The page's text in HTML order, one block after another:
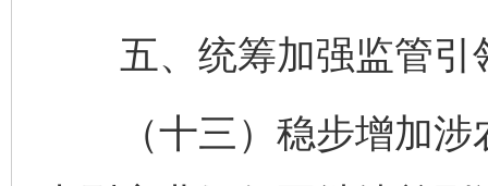
五、统筹加强监管引
（十三）稳步增加涉